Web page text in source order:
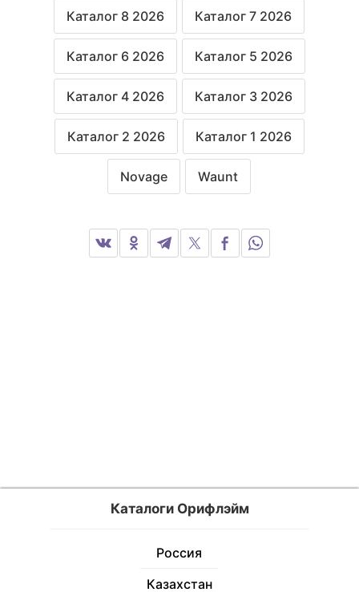
Каталог 8 2026 Каталог 7 2026
Каталог 6 2026 Каталог 5 2026
Каталог 4 2026 Каталог 3 2026
Каталог 2 2026 Каталог 1 2026
Novage Waunt
Каталоги Орифлэйм
Россия
Казахстан